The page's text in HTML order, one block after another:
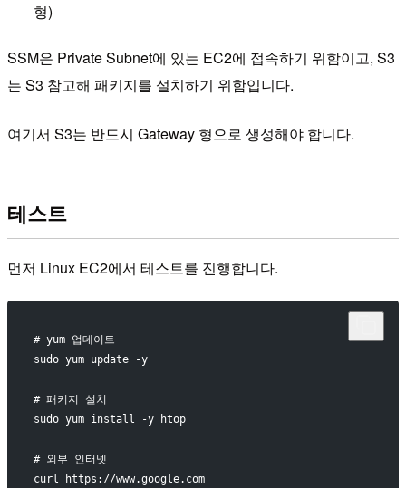
형)
SSM은 Private Subnet에 있는 EC2에 접속하기 위함이고, S3
는 S3 참고해 패키지를 설치하기 위함입니다.
여기서 S3는 반드시 Gateway 형으로 생성해야 합니다.
테스트
먼저 Linux EC2에서 테스트를 진행합니다.
# yum 업데이트
sudo yum update -y
# 패키지 설치
sudo yum install -y htop
# 외부 인터넷
curl https://www.google.com